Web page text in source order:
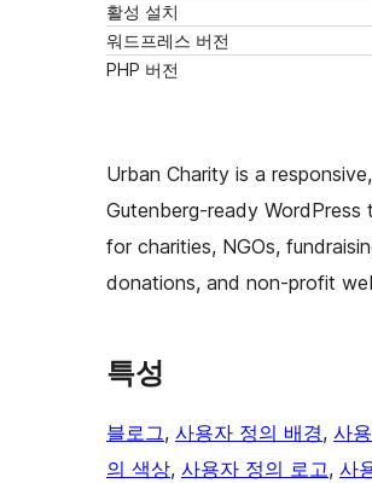
활성 설치
워드프레스 버전
PHP 버전
Urban Charity is a responsive,
Gutenberg-ready WordPress
for charities, NGOs,
donations, and non-profit
특성
블로그, 사용자 정의 배경, 사
의 색상, 사용자 정의 로고, 사